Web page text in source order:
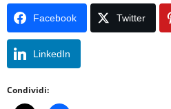
Facebook Twitter
LinkedIn
Condividi: